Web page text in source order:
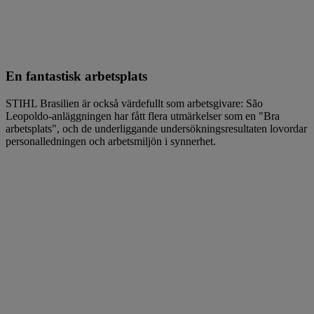
En fantastisk arbetsplats
STIHL Brasilien är också värdefullt som arbetsgivare: São
Leopoldo-anläggningen har fått flera utmärkelser som en "Bra
arbetsplats", och de underliggande undersökningsresultaten lovordar
personalledningen och arbetsmiljön i synnerhet.